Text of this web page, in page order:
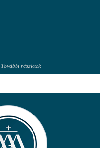
További részletek